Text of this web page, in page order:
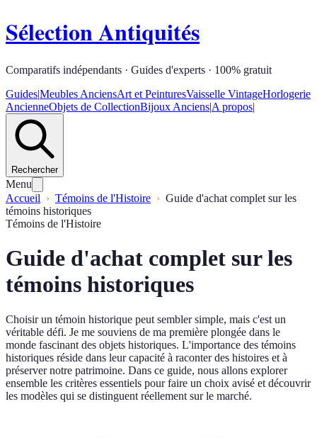
Sélection Antiquités
Comparatifs indépendants · Guides d'experts · 100% gratuit
Guides|Meubles AnciensArt et PeinturesVaisselle VintageHorlogerie
AncienneObjets de CollectionBijoux Anciens|A propos|
Rechercher
Menu
Accueil
Témoins de l'Histoire
Guide d'achat complet sur les
témoins historiques
Témoins de l'Histoire
Guide d'achat complet sur les
témoins historiques
Choisir un témoin historique peut sembler simple, mais c'est un
véritable défi. Je me souviens de ma première plongée dans le
monde fascinant des objets historiques. L'importance des témoins
historiques réside dans leur capacité à raconter des histoires et à
préserver notre patrimoine. Dans ce guide, nous allons explorer
ensemble les critères essentiels pour faire un choix avisé et découvrir
les modèles qui se distinguent réellement sur le marché.